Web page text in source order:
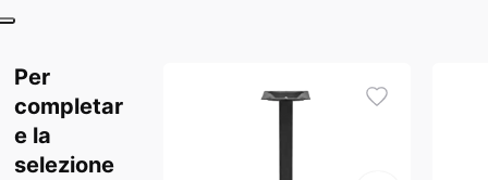
Per
completar
e la
selezione